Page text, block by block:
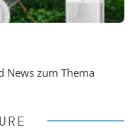
News zum Thema